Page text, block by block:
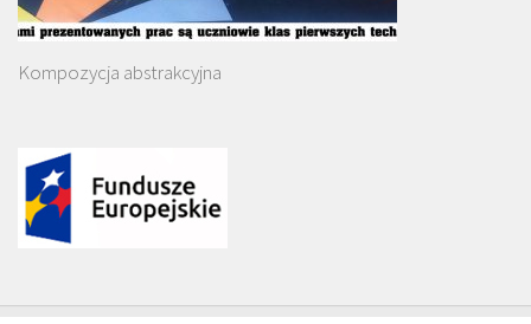
Kompozycja abstrakcyjna